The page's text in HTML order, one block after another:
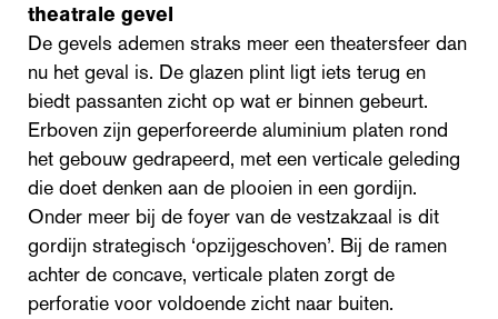
theatrale gevel
De gevels ademen straks meer een theatersfeer dan
nu het geval is. De glazen plint ligt iets terug en
biedt passanten zicht op wat er binnen gebeurt.
Erboven zijn geperforeerde aluminium platen rond
het gebouw gedrapeerd, met een verticale geleding
die doet denken aan de plooien in een gordijn.
Onder meer bij de foyer van de vestzakzaal is dit
gordijn strategisch ‘opzijgeschoven’. Bij de ramen
achter de concave, verticale platen zorgt de
perforatie voor voldoende zicht naar buiten.